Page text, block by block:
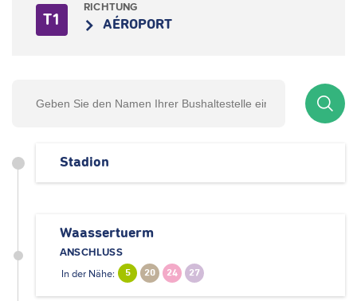
T1
RICHTUNG
AÉROPORT
Stadion
Waassertuerm
ANSCHLUSS
In der Nähe:
5 20 24 27